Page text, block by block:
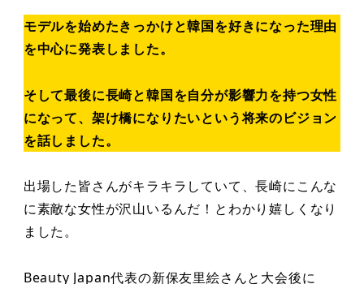
モデルを始めたきっかけと韓国を好きになった理由
を中心に発表しました。
そして最後に長崎と韓国を自分が影響力を持つ女性
になって、架け橋になりたいという将来のビジョン
を話しました。
出場した皆さんがキラキラしていて、長崎にこんな
に素敵な女性が沢山いるんだ！とわかり嬉しくなり
ました。
Beauty Japan代表の新保友里絵さんと大会後に